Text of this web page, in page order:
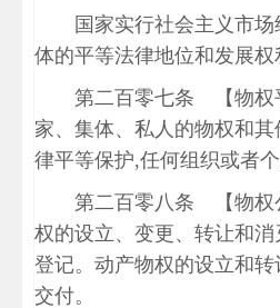
国家实行社会主义市
体的平等法律地位和发展权
第二百零七条 【物权
家、集体、私人的物权和
律平等保护,任何组织或者个
第二百零八条 【物权
权的设立、变更、转让和
登记。动产物权的设立和
交付。